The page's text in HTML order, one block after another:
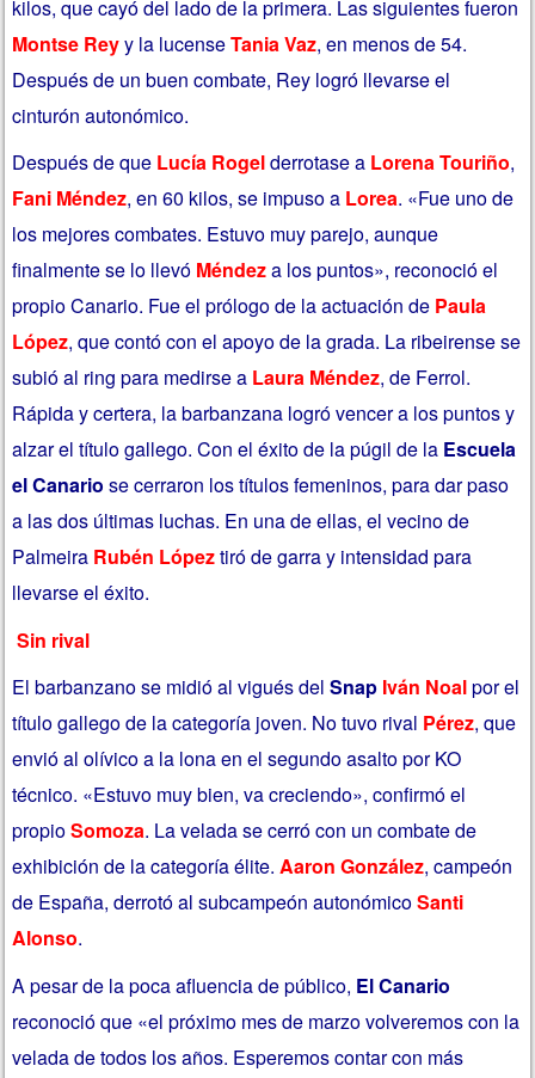
kilos, que cayó del lado de la primera. Las siguientes fueron
Montse Reyy la lucenseTania Vaz, en menos de 54.
Después de un buen combate, Rey logró llevarse el
cinturón autonómico.
Después de que Lucía Rogelderrotase a Lorena Touriño,
Fani Méndez, en 60 kilos, se impuso a Lorea. «Fue uno de
los mejores combates. Estuvo muy parejo, aunque
finalmente se lo llevó Méndeza los puntos», reconoció el
propio Canario. Fue el prólogo de la actuación de Paula
López, que contó con el apoyo de la grada. La ribeirense se
subió al ring para medirse a Laura Méndez, de Ferrol.
Rápida y certera, la barbanzana logró vencer a los puntos y
alzar el título gallego. Con el éxito de la púgil de la Escuela
el Canario se cerraron los títulos femeninos, para dar paso
a las dos últimas luchas. En una de ellas, el vecino de
Palmeira Rubén Lópeztiró de garra y intensidad para
llevarse el éxito.
Sin rival
El barbanzano se midió al vigués delSnap Iván Noalpor el
título gallego de la categoría joven. No tuvo rival Pérez, que
envió al olívico a la lona en el segundo asalto por KO
técnico. «Estuvo muy bien, va creciendo», confirmó el
propioSomoza. La velada se cerró con un combate de
exhibición de la categoría élite.Aaron González, campeón
de España, derrotó al subcampeón autonómicoSanti
Alonso.
A pesar de la poca afluencia de público, El Canario
reconoció que «el próximo mes de marzo volveremos con la
velada de todos los años. Esperemos contar con más